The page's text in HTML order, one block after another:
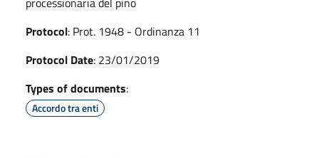
Protocol: Prot. 1948 - Ordinanza 11
Protocol Date: 23/01/2019
Types of documents:
Accordo tra enti